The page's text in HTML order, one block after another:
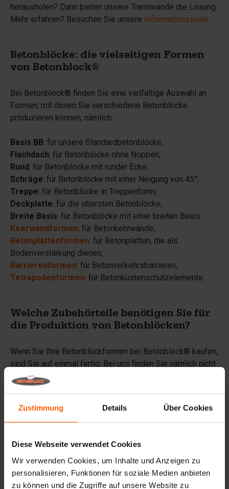
Zustimmung Details Über Cookies
Diese Webseite verwendet Cookies
Wir verwenden Cookies, um Inhalte und Anzeigen zu
personalisieren, Funktionen für soziale Medien anbieten
zu können und die Zugriffe auf unsere Website zu
herausholen? Dann bieten unsere Trennwände die Lösung.
Mehr erfahren? Besuchen Sie unsere Informationsseite.
Betonblöcke: die vielseitigen Formen
von Betonblock®
Bei Betonblock® finden Sie eine vielfältige Auswahl an
Formen, mit denen Sie verschiedene Betonblöcke
produzieren können, nämlich:
Basis BB: für unsere Standardbetonblöcke;
Flachdach: für Betonblöcke ohne Noppen;
Rund: für Betonblöcke mit runder Ecke;
Schräge: für Betonblöcke mit einer Neigung von 45°;
Treppe: für Betonblöcke in Treppenform;
Deckplatte: für die obersten Betonblöcke;
Breite Basis: für Betonblöcke mit einer breiten Basis.
Keerwandformen: für Betonkehrwände;
Betonplattenformen: für Betonplatten, die als
Bodenverstärkung dienen;
Barrierenformen: für Betonverkehrsbarrieren;
Tetrapodenformen: für Betonküstenschutzelemente.
Welche Zubehörteile benötigen Sie für
die Produktion von Betonblöcken?
Wenn Sie Ihre Betonblockformen bei Betonblock® kaufen,
sind Sie auf einmal fertig. Bei uns finden Sie nämlich nicht
nur Formen, sondern auch die verschiedenen Zubehörteile,
die Sie benötigen, um Betonblöcke für Ihre Kunden zu
Trennwände;
Öl und Ölpumpen;
Gießtische;
Rüttelnadeln;
Abziehleisten;